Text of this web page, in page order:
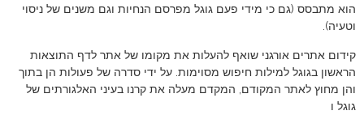
הוא מתבסס (גם כי מידי פעם גוגל מפרסם הנחיות וגם משנים של ניסוי
וטעיה).
קידום אתרים אורגני שואף להעלות את מקומו של אתר לדף התוצאות
הראשון בגוגל למילות חיפוש מסוימות. על ידי סדרה של פעולות הן בתוך
והן מחוץ לאתר המקודם, המקדם מעלה את קרנו בעיני האלגורתים של
גוגל ו